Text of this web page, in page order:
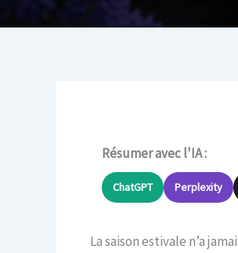
Résumer avec l'IA :
ChatGPT Perplexity
La saison estivale n’a